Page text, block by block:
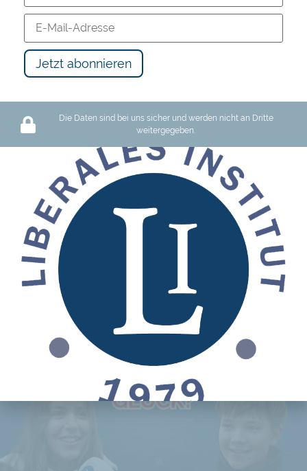
Schutz des Privateigentums oder Barbarei: Wir haben die Wahl
119 views 12:17
Die Daten sind bei uns sicher und werden nicht an Dritte
weitergegeben.